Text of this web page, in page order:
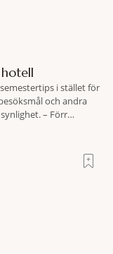
i stället för
och andra
– Förr